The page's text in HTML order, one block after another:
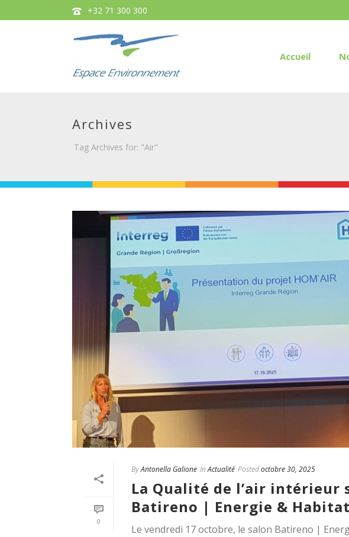
+32 71 300 300
Accueil
Archives
Tag Archives for: "Air"
0
ByAntonella Galione In Actualité Postedoctobre 30, 2025
La Qualité de l’air intérieur
Batireno | Energie & Habitat
Le vendredi 17 octobre, le salon Batireno |